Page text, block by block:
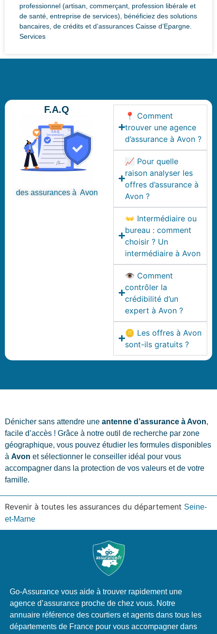
professionnel (artisan, commerçant, profession libérale et
de santé, entreprise de services), bénéficiez des solutions
bancaires, de crédits et d’assurances Caisse d’Epargne.
Services
F.A.Q
des assurances à Avon
📍 Comment
trouver une agence
d’assurance à Avon ?
📈 Pour quelle
raison analyser les
offres d’assurance à
Avon ?
👐 Intermédiaire ou
bureau : comment
choisir ? Un
intermédiaire à Avon
👁️ Comment
contrôler la
crédibilité d’un
expert à Avon ?
🪙 Les offres à Avon
sont-ils gratuits ?
Dénicher sans attendre une antenne d’assurance à Avon,
facile d’accès ! Grâce à notre outil de recherche par zone
géographique, vous pouvez étudier les formules disponibles
à Avon et sélectionner le conseiller idéal pour vous
accompagner dans la protection de vos valeurs et de votre
famille.
Revenir à toutes les assurances du département Seine-
et-Marne
Go-Assurance vous aide à trouver rapidement une
agence d’assurance proche de chez vous. Notre
annuaire référence des courtiers et agents dans tous les
départements de France pour vous accompagner dans